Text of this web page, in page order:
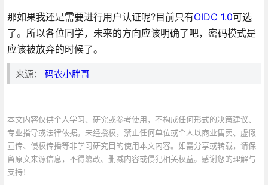
那如果我还是需要进行用户认证呢?目前只有OIDC 1.0可选
了。所以各位同学，未来的方向应该明确了吧，密码模式是
应该被放弃的时候了。
来源： 码农小胖哥
本文内容仅供个人学习、研究或参考使用，不构成任何形式的决策建议、
专业指导或法律依据。未经授权，禁止任何单位或个人以商业售卖、虚假
宣传、侵权传播等非学习研究目的使用本文内容。如需分享或转载，请保
留原文来源信息，不得篡改、删减内容或侵犯相关权益。感谢您的理解与
支持！